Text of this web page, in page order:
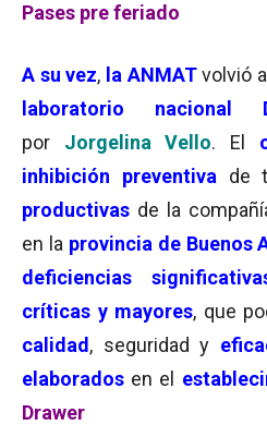
Pases pre feriado
A su vez, la ANMATvolvió a
laboratorio nacional
por Jorgelina Vello. El
inhibición preventiva de
productivas de la
en la provincia de Buenos
deficiencias
críticas y mayores, que
calidad , seguridad y
elaborados en el
Drawer